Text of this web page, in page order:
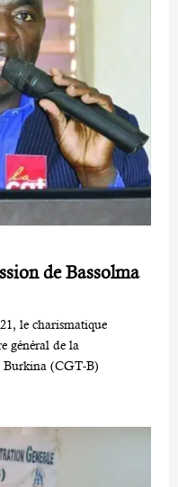
de Bassolma
le charismatique
général de la
Burkina (CGT-B)